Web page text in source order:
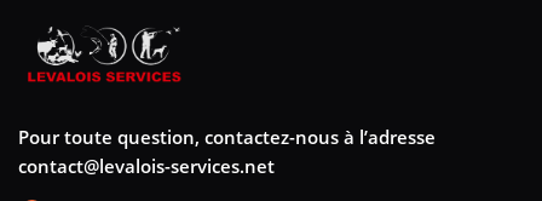
Pour toute question, contactez-nous à l’adresse
contact@levalois-services.net